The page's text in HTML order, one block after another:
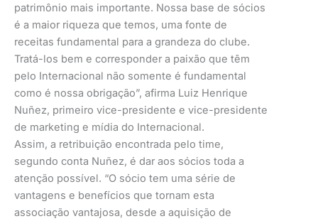
patrimônio mais importante. Nossa base de sócios
é a maior riqueza que temos, uma fonte de
receitas fundamental para a grandeza do clube.
Tratá-los bem e corresponder a paixão que têm
pelo Internacional não somente é fundamental
como é nossa obrigação”, afirma Luiz Henrique
Nuñez, primeiro vice-presidente e vice-presidente
de marketing e mídia do Internacional.
Assim, a retribuição encontrada pelo time,
segundo conta Nuñez, é dar aos sócios toda a
atenção possível. “O sócio tem uma série de
vantagens e benefícios que tornam esta
associação vantajosa, desde a aquisiçāo de